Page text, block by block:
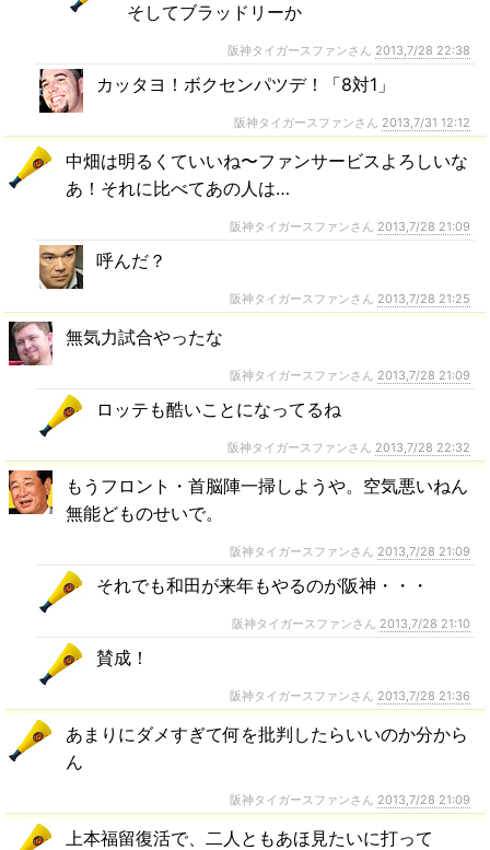
そしてブラッドリーか
阪神タイガースファンさん 2013,7/28 22:38
カッタヨ！ボクセンパツデ！「8対1」
阪神タイガースファンさん 2013,7/31 12:12
中畑は明るくていいね〜ファンサービスよろしいな
あ！それに比べてあの人は…
阪神タイガースファンさん 2013,7/28 21:09
呼んだ？
阪神タイガースファンさん 2013,7/28 21:25
無気力試合やったな
阪神タイガースファンさん 2013,7/28 21:09
ロッテも酷いことになってるね
阪神タイガースファンさん 2013,7/28 22:32
もうフロント・首脳陣一掃しようや。空気悪いねん
無能どものせいで。
阪神タイガースファンさん 2013,7/28 21:09
それでも和田が来年もやるのが阪神・・・
阪神タイガースファンさん 2013,7/28 21:10
賛成！
阪神タイガースファンさん 2013,7/28 21:36
あまりにダメすぎて何を批判したらいいのか分から
ん
阪神タイガースファンさん 2013,7/28 21:09
上本福留復活で、二人ともあほ見たいに打って